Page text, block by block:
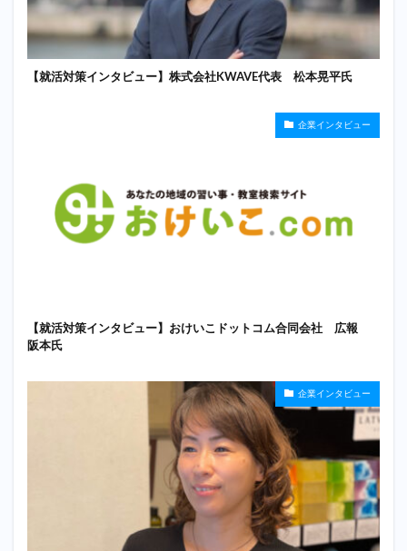
【就活対策インタビュー】株式会社KWAVE代表 松本晃平氏
企業インタビュー
【就活対策インタビュー】おけいこドットコム合同会社 広報
阪本氏
企業インタビュー